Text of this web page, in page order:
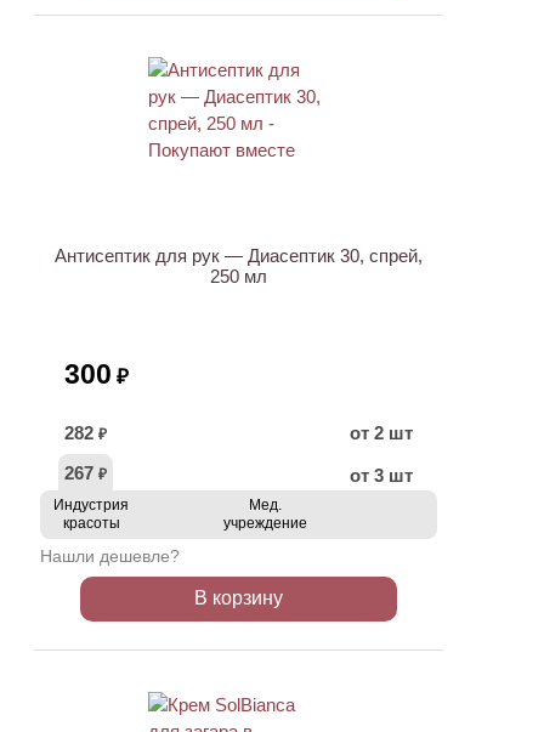
Антисептик для рук — Диасептик 30, спрей,
250 мл
300 ₽
282 ₽
от 2 шт
267 ₽ от 3 шт
Индустрия
красоты
Мед.
учреждение
Нашли дешевле?
В корзину